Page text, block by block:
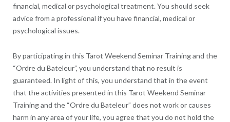
financial, medical or psychological treatment. You should seek
advice from a professional if you have financial, medical or
psychological issues.
By participating in this Tarot Weekend Seminar Training and the
“Ordre du Bateleur”, you understand that no result is
guaranteed. In light of this, you understand that in the event
that the activities presented in this Tarot Weekend Seminar
Training and the “Ordre du Bateleur” does not work or causes
harm in any area of your life, you agree that you do not hold the